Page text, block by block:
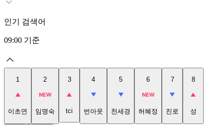
인기 검색어
09:00 기준
1
이초연
2
임명숙
3
tci
4
번아웃
5
천세경
6
허혜정
7
진로
8
성